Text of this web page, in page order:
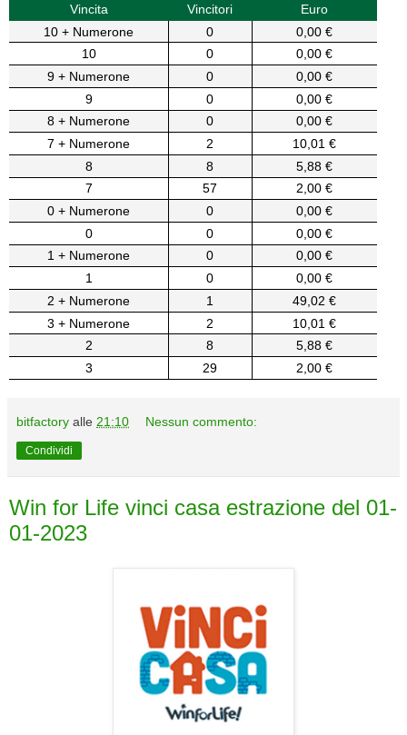
Vincita Vincitori
Euro
10 + Numerone
0
0,00 €
10
0
0,00 €
9 + Numerone
0
0,00 €
9
0
0,00 €
8 + Numerone
0
0,00 €
7 + Numerone
2
10,01 €
8
8
5,88 €
7
57
2,00 €
0 + Numerone
0
0,00 €
0
0
0,00 €
1 + Numerone
0
0,00 €
1
0
0,00 €
2 + Numerone
1
49,02 €
3 + Numerone
2
10,01 €
2
8
5,88 €
3
29 2,00 €
bitfactory alle 21:10 Nessun commento:
Condividi
Win for Life vinci casa estrazione del 01-
01-2023